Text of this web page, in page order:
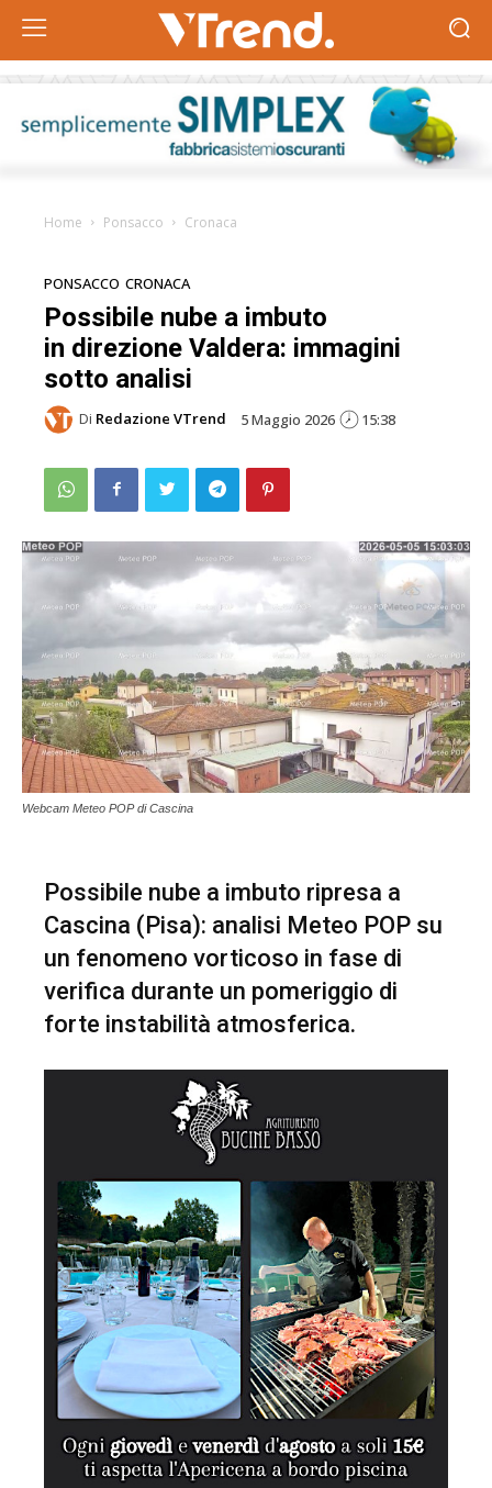
Home Ponsacco Cronaca
PONSACCO CRONACA
Possibile nube a imbuto
in direzione Valdera: immagini
sotto analisi
Di Redazione VTrend 5 Maggio 2026 15:38
Webcam Meteo POP di Cascina
Possibile nube a imbuto ripresa a
Cascina (Pisa): analisi Meteo POP su
un fenomeno vorticoso in fase di
verifica durante un pomeriggio di
forte instabilità atmosferica.